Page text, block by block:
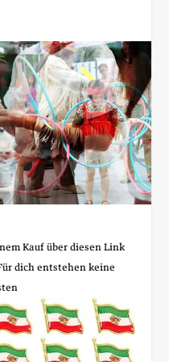
Kauf über diesen Link
dich entstehen keine